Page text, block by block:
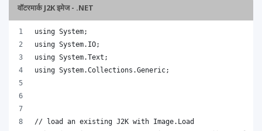
वॉटरमार्क J2K इमेज - .NET